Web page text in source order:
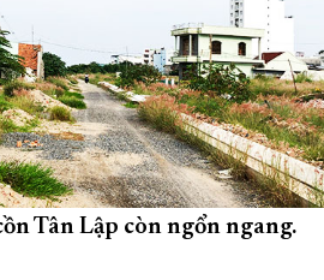
Tân Lập còn ngổn ngang.